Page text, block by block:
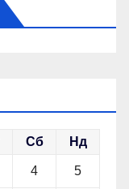
Сб Нд
4 5